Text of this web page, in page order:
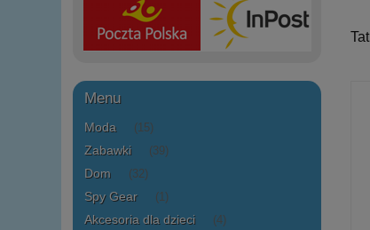
Menu
Moda (15)
Zabawki (39)
Dom (32)
Spy Gear (1)
Akcesoria dla dzieci (4)